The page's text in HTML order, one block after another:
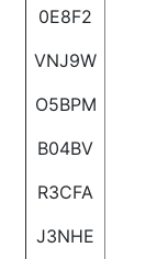
0E8F2
VNJ9W
O5BPM
B04BV
R3CFA
J3NHE